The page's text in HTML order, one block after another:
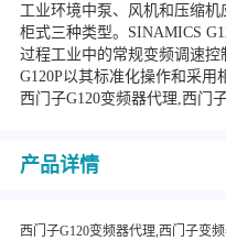
工业环境中泵、风机和压缩
柜式三种类型。SINAMICS
过程工业中的常规变频调速
G120P以其标准化操作和采用
西门子G120变频器代理,西门
产品详情
西门子G120变频器代理,西门子变